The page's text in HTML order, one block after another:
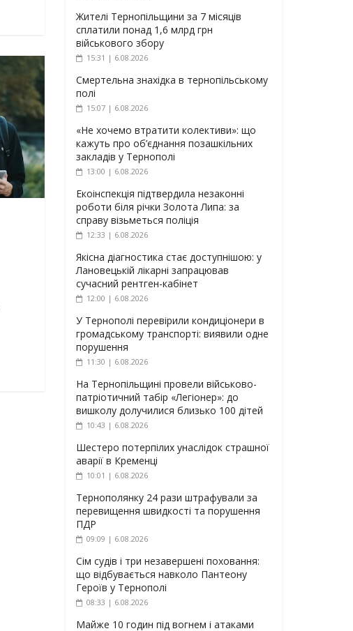
Жителі Тернопільщини за 7 місяців
сплатили понад 1,6 млрд грн
військового збору
15:31 | 6.08.2026
Смертельна знахідка в тернопільському
полі
15:07 | 6.08.2026
«Не хочемо втратити колективи»: що
кажуть про об’єднання позашкільних
закладів у Тернополі
13:00 | 6.08.2026
Екоінспекція підтвердила незаконні
роботи біля річки Золота Липа: за
справу візьметься поліція
12:33 | 6.08.2026
Якісна діагностика стає доступнішою: у
Лановецькій лікарні запрацював
сучасний рентген-кабінет
12:00 | 6.08.2026
У Тернополі перевірили кондиціонери в
громадському транспорті: виявили одне
порушення
11:30 | 6.08.2026
На Тернопільщині провели військово-
патріотичний табір «Легіонер»: до
вишколу долучилися близько 100 дітей
10:43 | 6.08.2026
Шестеро потерпілих унаслідок страшної
аварії в Кременці
10:01 | 6.08.2026
Тернополянку 24 рази штрафували за
перевищення швидкості та порушення
ПДР
09:09 | 6.08.2026
Сім судів і три незавершені поховання:
що відбувається навколо Пантеону
Героїв у Тернополі
08:33 | 6.08.2026
Майже 10 годин під вогнем і атаками